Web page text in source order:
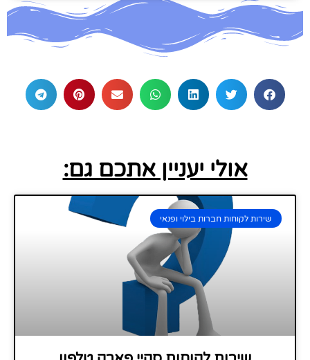
אולי יעניין אתכם גם:
שירות לקוחות חברות בילוי ופנאי